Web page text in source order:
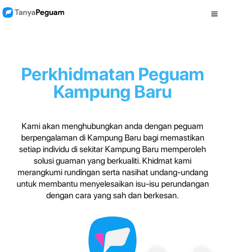
Perkhidmatan Peguam
Kampung Baru
Kami akan menghubungkan anda dengan peguam
berpengalaman di Kampung Baru bagi memastikan
setiap individu di sekitar Kampung Baru memperoleh
solusi guaman yang berkualiti. Khidmat kami
merangkumi rundingan serta nasihat undang-undang
untuk membantu menyelesaikan isu-isu perundangan
dengan cara yang sah dan berkesan.